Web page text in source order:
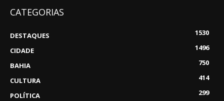
CATEGORIAS
DESTAQUES
1530
CIDADE
1496
BAHIA
750
CULTURA
414
POLÍTICA
299